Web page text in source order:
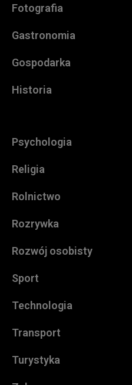
Fotografia
Gastronomia
Gospodarka
Historia
Psychologia
Religia
Rolnictwo
Rozrywka
Rozwój osobisty
Sport
Technologia
Transport
Turystyka